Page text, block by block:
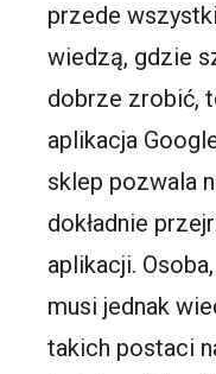
przede
wiedzą, gdzie
dobrze zrobić,
aplikacja
sklep pozwala
dokładnie
aplikacji.
musi jednak
takich postaci